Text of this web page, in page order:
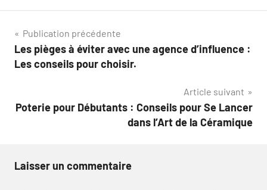
Navigation
de
Publication précédente
Les pièges à éviter avec une agence d’influence :
Les conseils pour choisir.
Article suivant
Poterie pour Débutants : Conseils pour Se Lancer
dans l’Art de la Céramique
Laisser un commentaire